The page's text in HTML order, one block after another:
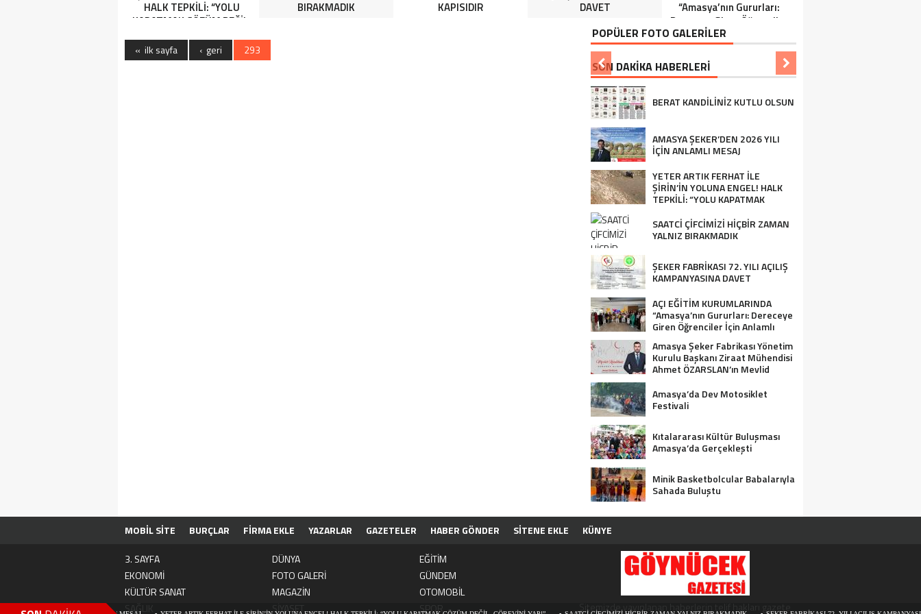
HALK TEPKİLİ: “YOLU
KAPATMAK ÇÖZÜM DEĞİL,
BIRAKMADIK
KAPISIDIR
DAVET
“Amasya’nın Gururları:
Dereceye Giren Öğrenciler
İçin Anlamlı Tören”
« ilk sayfa ‹ geri 293
POPÜLER FOTO GALERİLER
SON DAKİKA HABERLERİ
BERAT KANDİLİNİZ KUTLU OLSUN
AMASYA ŞEKER’DEN 2026 YILI
İÇİN ANLAMLI MESAJ
YETER ARTIK FERHAT İLE
ŞİRİN’İN YOLUNA ENGEL! HALK
TEPKİLİ: “YOLU KAPATMAK
SAATCİ ÇİFCİMİZİ HİÇBİR ZAMAN
YALNIZ BIRAKMADIK
ŞEKER FABRİKASI 72. YILI AÇILIŞ
KAMPANYASINA DAVET
AÇI EĞİTİM KURUMLARINDA
“Amasya’nın Gururları: Dereceye
Giren Öğrenciler İçin Anlamlı
Amasya Şeker Fabrikası Yönetim
Kurulu Başkanı Ziraat Mühendisi
Ahmet ÖZARSLAN’ın Mevlid
Amasya’da Dev Motosiklet
Festivali
Kıtalararası Kültür Buluşması
Amasya’da Gerçekleşti
Minik Basketbolcular Babalarıyla
Sahada Buluştu
MOBİL SİTE BURÇLAR FİRMA EKLE YAZARLAR GAZETELER HABER GÖNDER SİTENE EKLE
KÜNYE
3. SAYFA
DÜNYA
EĞİTİM
EKONOMİ
FOTO GALERİ
GÜNDEM
KÜLTÜR SANAT
MAGAZİN
OTOMOBİL
SAĞLIK
SİYASET SPOR Sitemizde yayınlanan haberlerin telif hakları gazete